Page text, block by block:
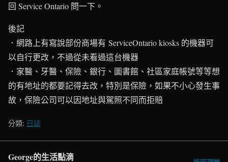
回 Service Ontario 問一下。
後記
．網路上有寫說部份商場有 ServiceOntario kiosks 的機器可
以自行更改，不過從未看過這台機器
．家醫、牙醫、保險、銀行、圖書館、社區家庭帳號等等想
的有地址的都要記得去改，特別是保險，如果不小心發生事
故，保險公司可以因地址與駕照不同而拒賠
分類: 日誌
George的生活點滴